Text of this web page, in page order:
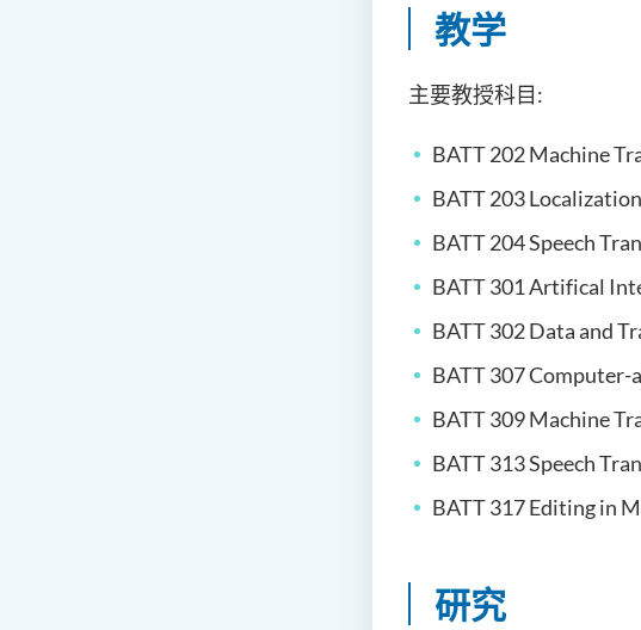
教学
主要教授科目:
BATT 202 Machine
BATT 203 Localization
BATT 204 Speech
BATT 301 Artifical
BATT 302 Data and
BATT 307 Computer-
BATT 309 Machine
BATT 313 Speech
BATT 317 Editing in
研究